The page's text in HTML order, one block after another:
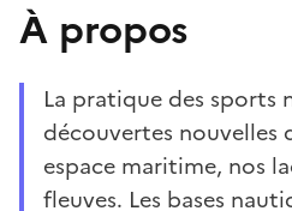
À propos
La pratique des sports
découvertes
espace maritime, nos
fleuves. Les bases